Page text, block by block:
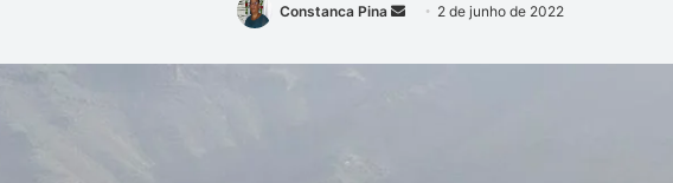
Constanca Pina
Mande
e-
2 de junho de 2022